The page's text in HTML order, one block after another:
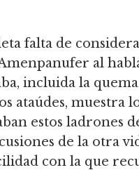
falta de
al
incluida la
ataúdes, muestra
estos ladrones
de la otra
con la que